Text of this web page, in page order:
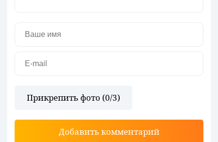
Прикрепить фото (0/3)
Добавить комментарий